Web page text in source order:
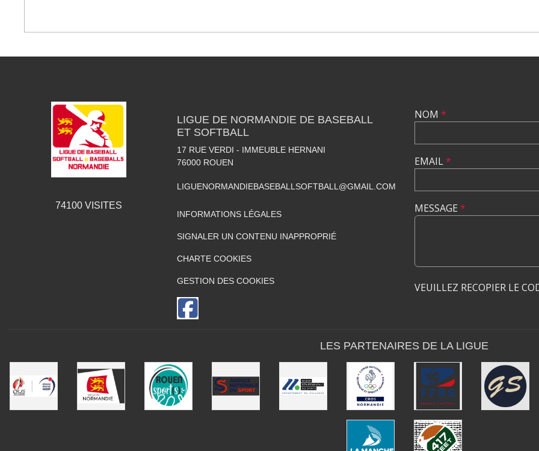
74100VISITES
LIGUE DE NORMANDIE DE BASEBALL
ET SOFTBALL
17 RUE VERDI - IMMEUBLE HERNANI
76000 ROUEN
LIGUENORMANDIEBASEBALLSOFTBALL@GMAIL.COM
INFORMATIONS LÉGALES
SIGNALER UN CONTENU INAPPROPRIÉ
CHARTE COOKIES
GESTION DES COOKIES
NOM *
EMAIL*
MESSAGE *
VEUILLEZ RECOPIER LE
LES PARTENAIRES DE LA LIGUE